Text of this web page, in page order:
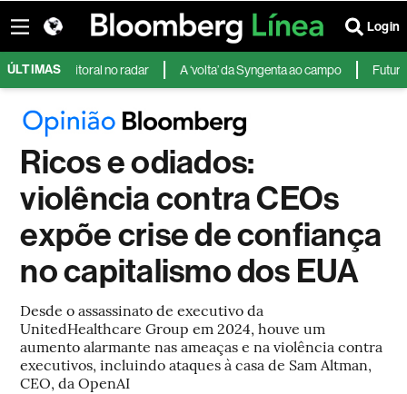
Login
ÚLTIMAS
eleitoral no radar A ‘volta’ da Syngenta ao campo Futuros dos
Ricos e odiados:
violência contra CEOs
expõe crise de confiança
no capitalismo dos EUA
Desde o assassinato de executivo da
UnitedHealthcare Group em 2024, houve um
aumento alarmante nas ameaças e na violência contra
executivos, incluindo ataques à casa de Sam Altman,
CEO, da OpenAI